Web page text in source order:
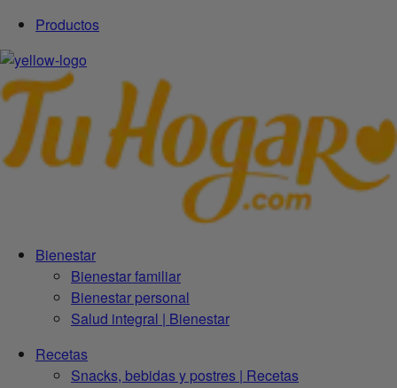
Productos
Bienestar
Bienestar familiar
Bienestar personal
Salud integral | Bienestar
Recetas
Snacks, bebidas y postres | Recetas